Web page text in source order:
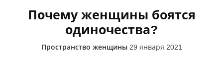
Почему женщины боятся
одиночества?
Пространство женщины 29 января 2021